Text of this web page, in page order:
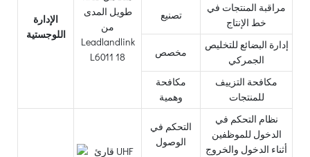
الإدارة
اللوجستية
تصنيع
مراقبة المنتجات في
خط الإنتاج
مخصص
إدارة البضائع للتخليص
الجمركي
مكافحة
وهمية
مكافحة التزييف
للمنتجات
التحكم في
الوصول
نظام التحكم في
الدخول للموظفين
أثناء الدخول والخروج